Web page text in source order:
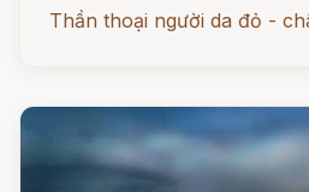
Thần thoại người da đỏ -